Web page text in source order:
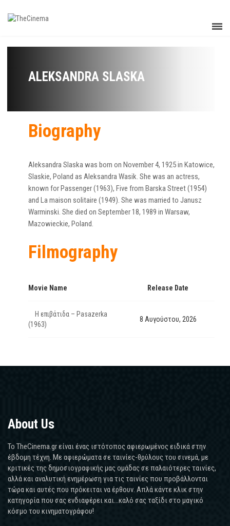
ALEKSANDRA SLASKA
Biography
Aleksandra Slaska was born on November 4, 1925 in Katowice,
Slaskie, Poland as Aleksandra Wasik. She was an actress,
known for Passenger (1963), Five from Barska Street (1954)
and La maison solitaire (1949). She was married to Janusz
Warminski. She died on September 18, 1989 in Warsaw,
Mazowieckie, Poland.
Filmography
Movie Name Release Date
Η επιβάτιδα – Pasazerka
(1963)
8 Αυγούστου, 2026
About Us
Το TheCinema.gr είναι ένας ιστότοπος αφιερωμένος ειδικά στην
έβδομη τέχνη. Με αφιερώματα σε ταινίες-θρύλους του σινεμά, με
κριτικές της δημοσιογραφικής μας ομάδας σε παλαιότερες ταινίες,
αλλά και αναλυτική ενημέρωση για τις ταινίες που προβάλλονται
τώρα και αυτές που πρόκειται να έρθουν. Απλά κάντε κλικ στην
κατηγορία που σας ενδιαφέρει και...καλό σας ταξίδι στο μαγικό
κόσμο του κινηματογράφου!